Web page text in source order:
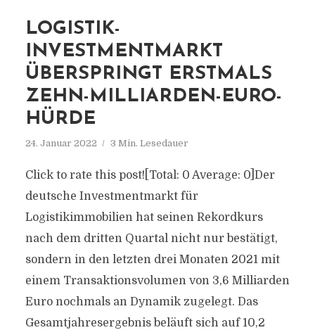
LOGISTIK-
INVESTMENTMARKT
ÜBERSPRINGT ERSTMALS
ZEHN-MILLIARDEN-EURO-
HÜRDE
24. Januar 2022 3 Min. Lesedauer
Click to rate this post![Total: 0 Average: 0]Der
deutsche Investmentmarkt für
Logistikimmobilien hat seinen Rekordkurs
nach dem dritten Quartal nicht nur bestätigt,
sondern in den letzten drei Monaten 2021 mit
einem Transaktionsvolumen von 3,6 Milliarden
Euro nochmals an Dynamik zugelegt. Das
Gesamtjahresergebnis beläuft sich auf 10,2